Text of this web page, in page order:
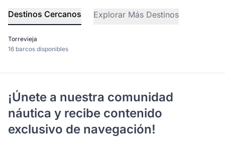
Destinos Cercanos Explorar Más Destinos
Torrevieja
16 barcos disponibles
¡Únete a nuestra comunidad
náutica y recibe contenido
exclusivo de navegación!